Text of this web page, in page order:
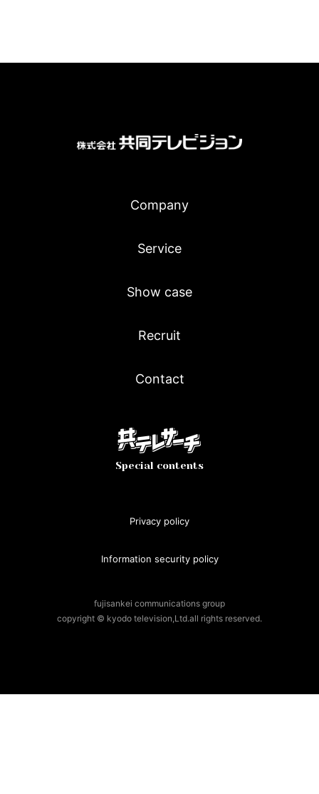
Company
Service
Show case
Recruit
Contact
Special contents
Privacy policy
Information security policy
fujisankei communications group
copyright © kyodo television,Ltd.all rights reserved.